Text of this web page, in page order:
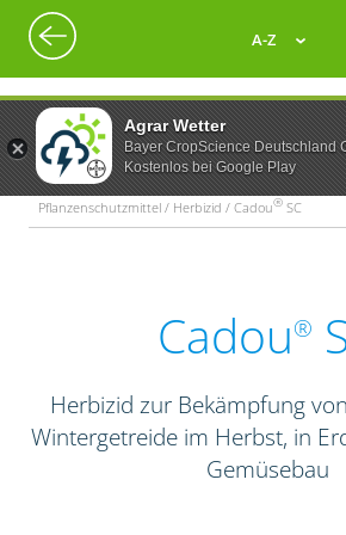
Agrar Wetter
Bayer CropScience Deutschland
Kostenlos bei Google Play
A-Z
Pflanzenschutzmittel / Herbizid / Cadou® SC
Cadou®
Herbizid zur Bekämpfung
Wintergetreide im Herbst, in
Gemüsebau